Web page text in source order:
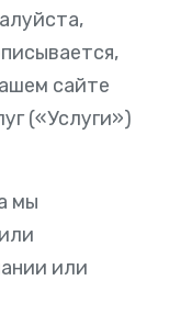
сайте
(«Услуги»)
мы
или